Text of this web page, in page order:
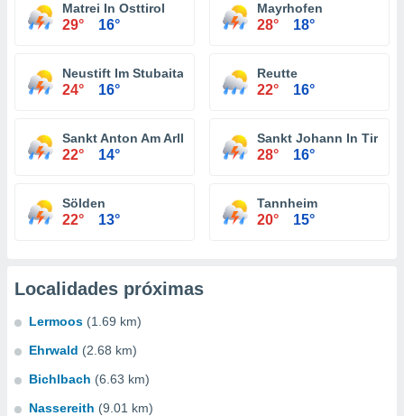
Matrei In Osttirol
29° 16°
Mayrhofen
28° 18°
Neustift Im Stubaital
24° 16°
Reutte
22° 16°
Sankt Anton Am Arlberg
22° 14°
Sankt Johann In Tirol
28° 16°
Sölden
22° 13°
Tannheim
20° 15°
Localidades próximas
Lermoos (1.69 km)
Ehrwald (2.68 km)
Bichlbach (6.63 km)
Nassereith (9.01 km)